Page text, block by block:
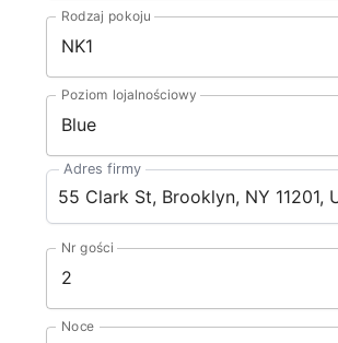
Rodzaj pokoju
Poziom lojalnościowy
Adres firmy
Nr gości
Noce